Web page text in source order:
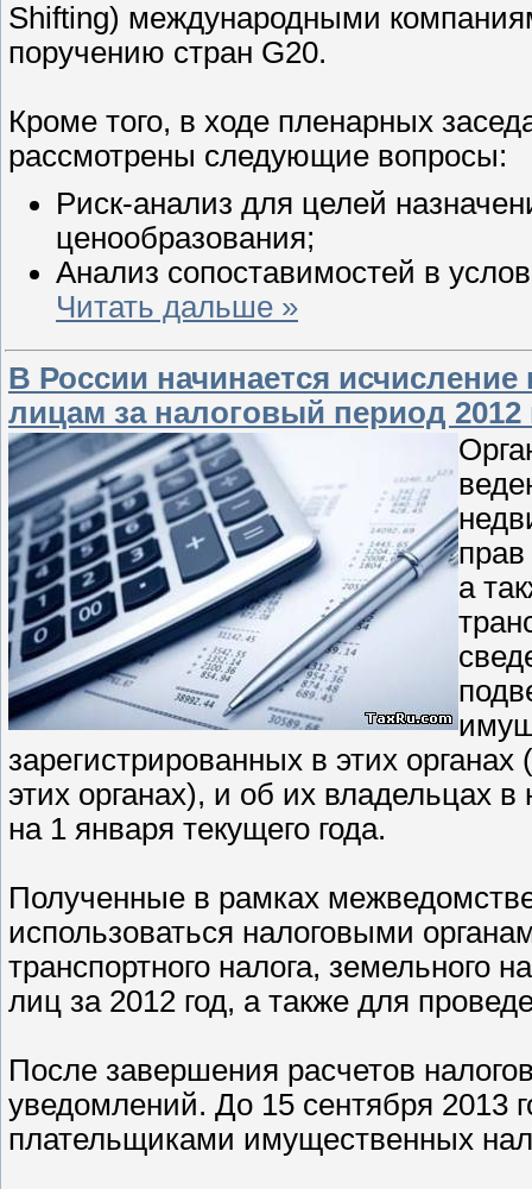
Shifting) международными
поручению стран G20.
Кроме того, в ходе пленарных
рассмотрены следующие вопросы:
Риск-анализ для целей
ценообразования;
Анализ сопоставимостей в
Читать дальше »
В России начинается
лицам за налоговый период 2012
а
зарегистрированных в этих
этих органах), и об их владельцах
на 1 января текущего года.
Полученные в рамках
использоваться налоговыми
транспортного налога, земельного
лиц за 2012 год, а также для
После завершения расчетов
уведомлений. До 15 сентября 2013
плательщиками имущественных